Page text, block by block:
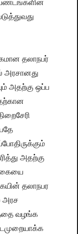
தலாநபர்
அதற்கு ஒப்ப
அதற்கு
தலாநபர
அரச
வழங்க